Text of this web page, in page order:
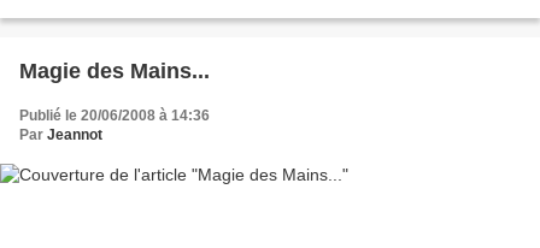
Magie des Mains...
Publié le 20/06/2008 à 14:36
Par Jeannot